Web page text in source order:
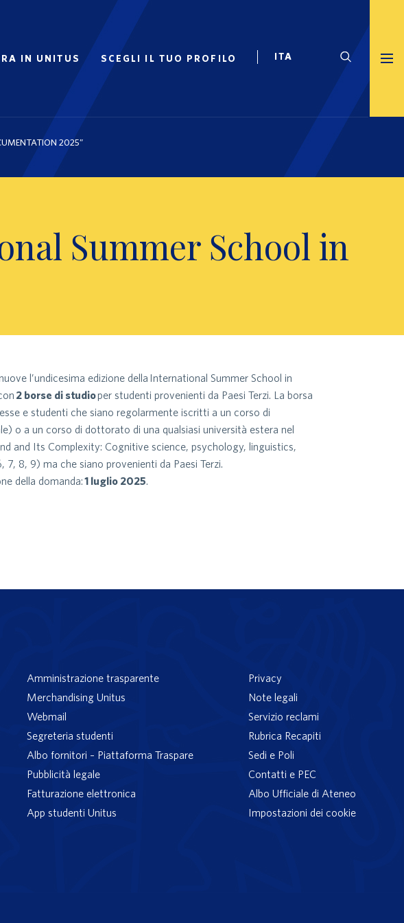
IN UNITUS SCEGLI IL TUO PROFILO
2025”
Summer School in
l’undicesima edizione della International Summer School in
2 borse di studioper studenti provenienti da Paesi Terzi. La borsa
e studenti che siano regolarmente iscritti a un corso di
o a un corso di dottorato di una qualsiasi università estera nel
and Its Complexity: Cognitive science, psychology, linguistics,
8, 9) ma che siano provenienti da Paesi Terzi.
della domanda:1 luglio 2025.
Amministrazione trasparente
Merchandising Unitus
Webmail
Segreteria studenti
Albo fornitori – Piattaforma Traspare
Pubblicità legale
Fatturazione elettronica
App studenti Unitus
Privacy
Note legali
Servizio reclami
Rubrica Recapiti
Sedi e Poli
Contatti e PEC
Albo Ufficiale di Ateneo
Impostazioni dei cookie